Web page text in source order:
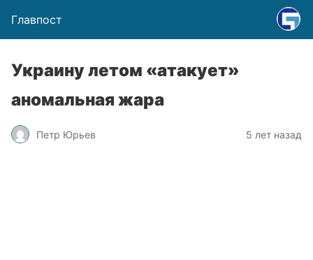
Главпост
Украину летом «атакует»
аномальная жара
Петр Юрьев 5 лет назад